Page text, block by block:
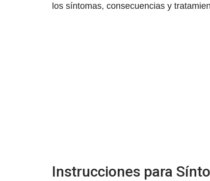
los síntomas, consecuencias y
Instrucciones para